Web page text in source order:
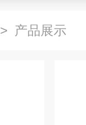
> 产品展示